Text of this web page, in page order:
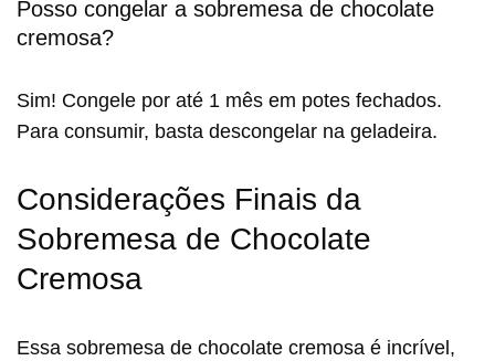
Posso congelar a sobremesa de chocolate
cremosa?
Sim! Congele por até 1 mês em potes fechados.
Para consumir, basta descongelar na geladeira.
Considerações Finais da
Sobremesa de Chocolate
Cremosa
Essa sobremesa de chocolate cremosa é incrível,